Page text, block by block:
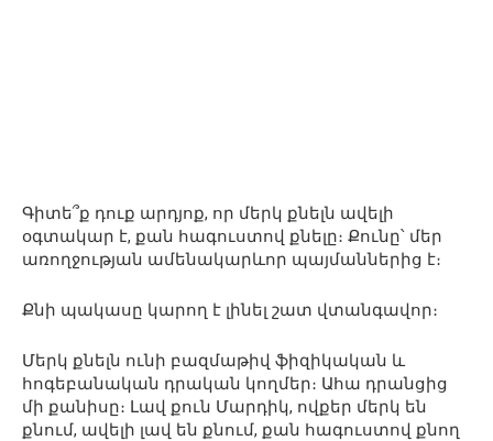
Գիտե՞ք դուք արդյոք, որ մերկ քնելն ավելի
օգտակար է, քան հագուստով քնելը։ Քունը՝ մեր
առողջության ամենակարևոր պայմաններից է։
Քնի պակասը կարող է լինել շատ վտանգավոր։
Մերկ քնելն ունի բազմաթիվ ֆիզիկական և
հոգեբանական դրական կողմեր։ Ահա դրանցից
մի քանիսը։ Լավ քուն Մարդիկ, ովքեր մերկ են
քնում, ավելի լավ են քնում, քան հագուստով քնող